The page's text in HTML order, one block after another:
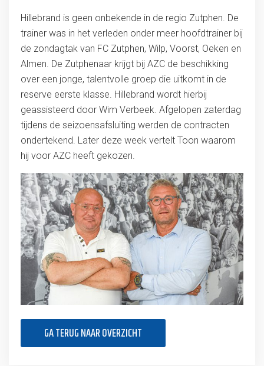
Hillebrand is geen onbekende in de regio Zutphen. De
trainer was in het verleden onder meer hoofdtrainer bij
de zondagtak van FC Zutphen, Wilp, Voorst, Oeken en
Almen. De Zutphenaar krijgt bij AZC de beschikking
over een jonge, talentvolle groep die uitkomt in de
reserve eerste klasse. Hillebrand wordt hierbij
geassisteerd door Wim Verbeek. Afgelopen zaterdag
tijdens de seizoensafsluiting werden de contracten
ondertekend. Later deze week vertelt Toon waarom
hij voor AZC heeft gekozen.
GA TERUG NAAR OVERZICHT